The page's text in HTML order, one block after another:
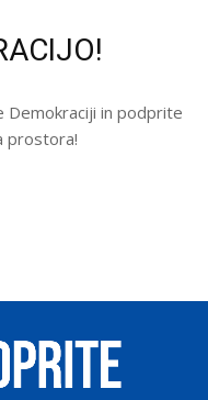
Demokraciji in podprite
prostora!